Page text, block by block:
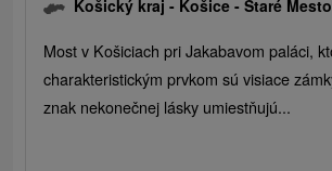
Košický kraj - Košice - Staré Mesto
Most v Košiciach pri Jakabavom paláci,
charakteristickým prvkom sú visiace
znak nekonečnej lásky umiestňujú...